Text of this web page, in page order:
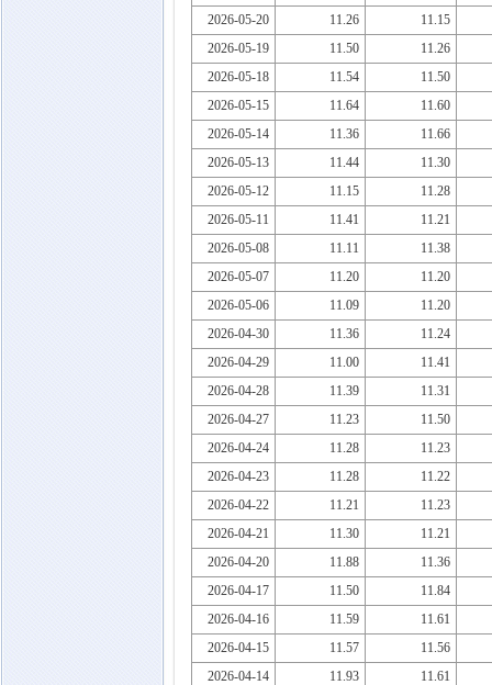
2026-05-20
11.26
11.15
2026-05-19
11.50
11.26
2026-05-18
11.54
11.50
2026-05-15
11.64
11.60
2026-05-14
11.36
11.66
2026-05-13
11.44
11.30
2026-05-12
11.15
11.28
2026-05-11
11.41
11.21
2026-05-08
11.11
11.38
2026-05-07
11.20
11.20
2026-05-06
11.09
11.20
2026-04-30
11.36
11.24
2026-04-29
11.00
11.41
2026-04-28
11.39
11.31
2026-04-27
11.23
11.50
2026-04-24
11.28
11.23
2026-04-23
11.28
11.22
2026-04-22
11.21
11.23
2026-04-21
11.30
11.21
2026-04-20
11.88
11.36
2026-04-17
11.50
11.84
2026-04-16
11.59
11.61
2026-04-15
11.57
11.56
2026-04-14
11.93
11.61